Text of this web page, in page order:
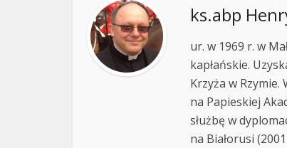
ks.abp
ur. w 1969 r. w
kapłańskie.
Krzyża w
na Papieskiej
służbę w
na Białorusi